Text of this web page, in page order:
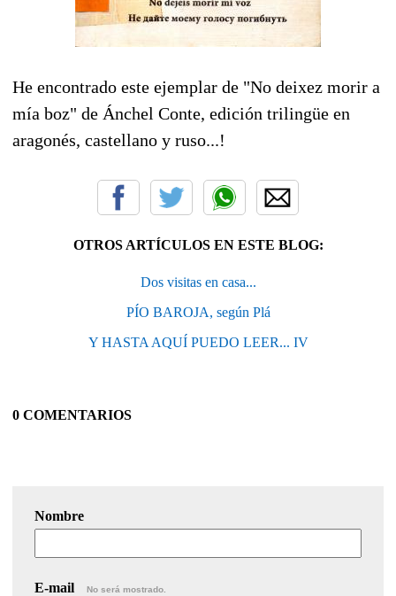
He encontrado este ejemplar de "No deixez morir a
mía boz" de Ánchel Conte, edición trilingüe en
aragonés, castellano y ruso...!
OTROS ARTÍCULOS EN ESTE BLOG:
Dos visitas en casa...
PÍO BAROJA, según Plá
Y HASTA AQUÍ PUEDO LEER... IV
0 COMENTARIOS
Nombre
E-mail No será mostrado.